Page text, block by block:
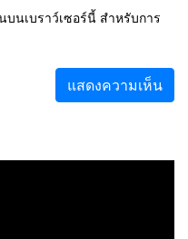
นเบราว์เซอร์นี้ สำหรับการ